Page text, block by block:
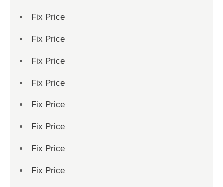
Fix Price
Fix Price
Fix Price
Fix Price
Fix Price
Fix Price
Fix Price
Fix Price